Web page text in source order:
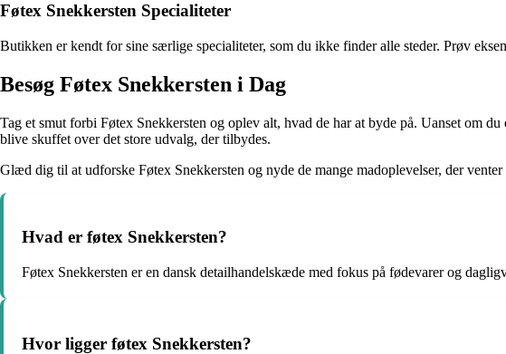
Føtex Snekkersten Specialiteter
Butikken er kendt for sine særlige specialiteter, som du ikke finder alle steder. Prøv
Besøg Føtex Snekkersten i Dag
Tag et smut forbi Føtex Snekkersten og oplev alt, hvad de har at byde på. Uanset om
blive skuffet over det store udvalg, der tilbydes.
Glæd dig til at udforske Føtex Snekkersten og nyde de mange madoplevelser, der venter
Hvad er føtex Snekkersten?
Føtex Snekkersten er en dansk detailhandelskæde med fokus på fødevarer og
Hvor ligger føtex Snekkersten?